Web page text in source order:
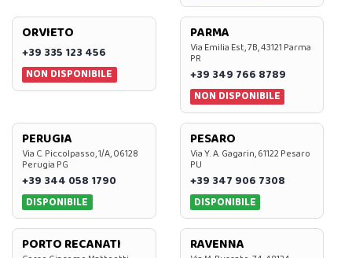
ORVIETO
+39 335 123 456
NON DISPONIBILE
PARMA
Via Emilia Est, 7B, 43121 Parma
PR
+39 349 766 8789
NON DISPONIBILE
PERUGIA
Via C. Piccolpasso, 1/A, 06128
Perugia PG
+39 344 058 1790
DISPONIBILE
PESARO
Via Y. A. Gagarin, 61122 Pesaro
PU
+39 347 906 7308
DISPONIBILE
PORTO RECANATI RAVENNA